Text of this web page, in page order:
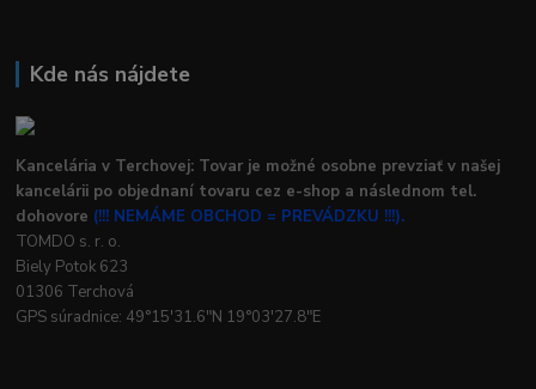
Kde nás nájdete
Kancelária v Terchovej: Tovar je možné osobne prevziať v našej
kancelárii po objednaní tovaru cez e-shop a následnom tel.
dohovore (!!! NEMÁME OBCHOD = PREVÁDZKU !!!).
TOMDO s. r. o.
Biely Potok 623
01306 Terchová
GPS súradnice: 49°15'31.6"N 19°03'27.8"E